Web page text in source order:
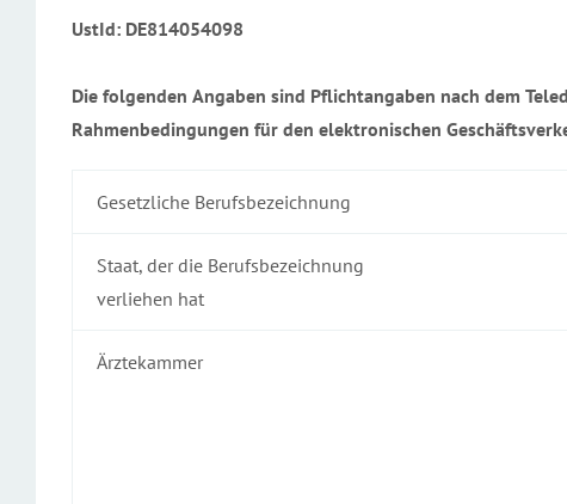
UstId: DE814054098
Die folgenden Angaben sind Pflichtangaben nach dem
Rahmenbedingungen für den elektronischen
Gesetzliche Berufsbezeichnung
Staat, der die Berufsbezeichnung
verliehen hat
Ärztekammer